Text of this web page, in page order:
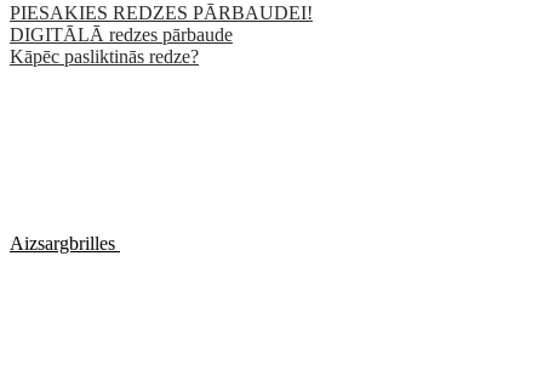
PIESAKIES REDZES PĀRBAUDEI!
DIGITĀLĀ redzes pārbaude
Kāpēc pasliktinās redze?
Aizsargbrilles